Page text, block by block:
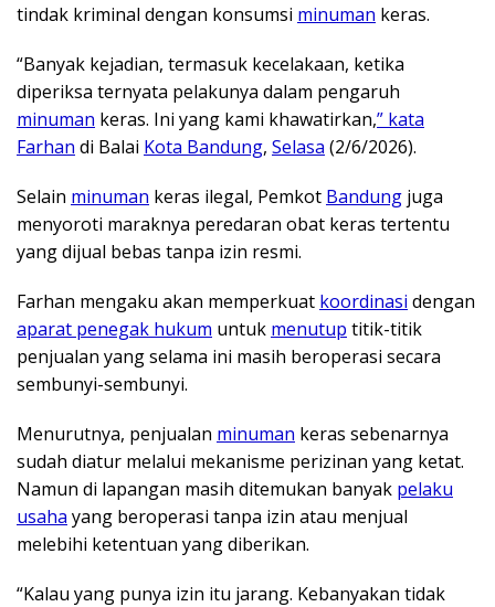
tindak kriminal dengan konsumsi minuman keras.
“Banyak kejadian, termasuk kecelakaan, ketika
diperiksa ternyata pelakunya dalam pengaruh
minuman keras. Ini yang kami khawatirkan,” kata
Farhan di Balai Kota Bandung, Selasa (2/6/2026).
Selain minuman keras ilegal, Pemkot Bandung juga
menyoroti maraknya peredaran obat keras tertentu
yang dijual bebas tanpa izin resmi.
Farhan mengaku akan memperkuat koordinasi dengan
aparat penegak hukum untuk menutup titik-titik
penjualan yang selama ini masih beroperasi secara
sembunyi-sembunyi.
Menurutnya, penjualan minuman keras sebenarnya
sudah diatur melalui mekanisme perizinan yang ketat.
Namun di lapangan masih ditemukan banyak pelaku
usaha yang beroperasi tanpa izin atau menjual
melebihi ketentuan yang diberikan.
“Kalau yang punya izin itu jarang. Kebanyakan tidak